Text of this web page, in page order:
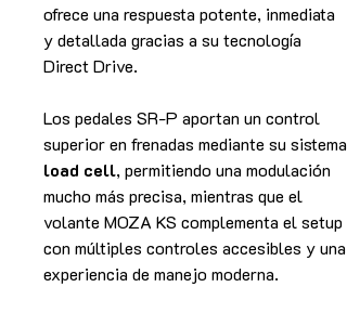
ofrece una respuesta potente, inmediata
y detallada gracias a su tecnología
Direct Drive.
Los pedales SR-P aportan un control
superior en frenadas mediante su sistema
load cell, permitiendo una modulación
mucho más precisa, mientras que el
volante MOZA KS complementa el setup
con múltiples controles accesibles y una
experiencia de manejo moderna.